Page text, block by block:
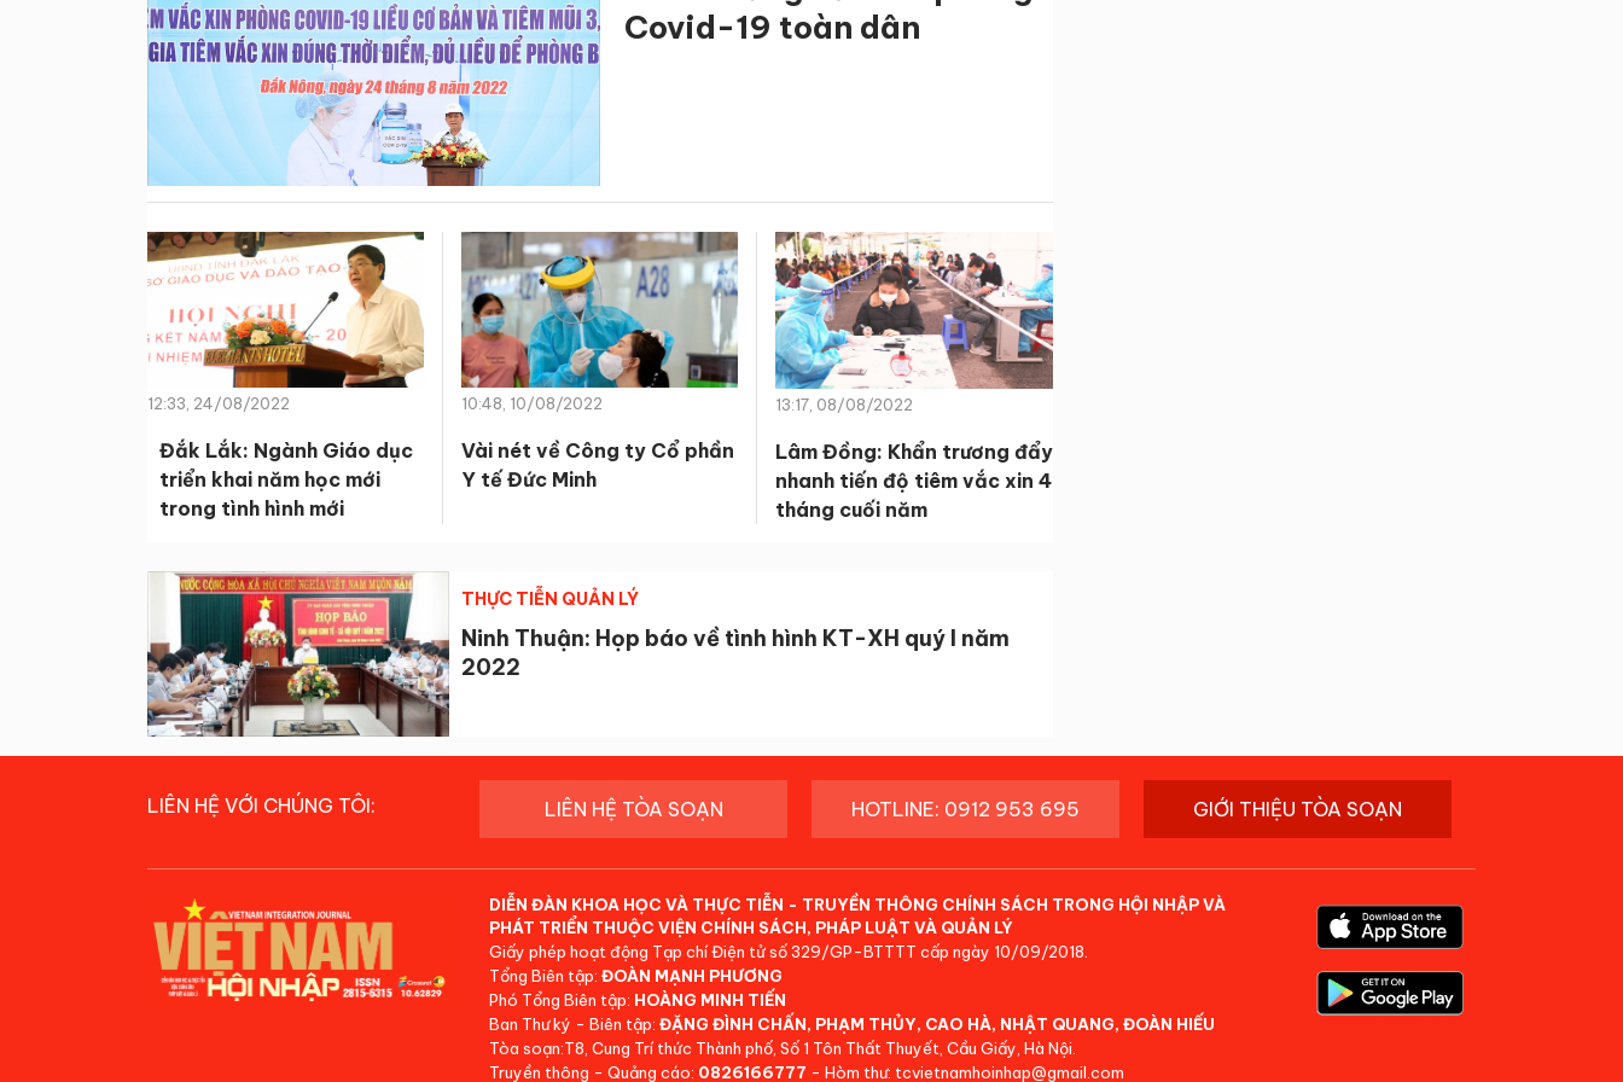
Covid-19 toàn dân
12:33, 24/08/2022
Đắk Lắk: Ngành Giáo dục
triển khai năm học mới
trong tình hình mới
10:48, 10/08/2022
Vài nét về Công ty Cổ phần
Y tế Đức Minh
13:17, 08/08/2022
Lâm Đồng: Khẩn trương đẩy
nhanh tiến độ tiêm vắc xin 4
tháng cuối năm
THỰC TIỄN QUẢN LÝ
Ninh Thuận: Họp báo về tình hình KT-XH quý I năm
2022
LIÊN HỆ VỚI CHÚNG TÔI: LIÊN HỆ TÒA SOẠN HOTLINE: 0912 953 695 GIỚI THIỆU TÒA SOẠN
DIỄN ĐÀN KHOA HỌC VÀ THỰC TIỄN - TRUYỀN THÔNG CHÍNH SÁCH TRONG HỘI NHẬP VÀ
PHÁT TRIỂN THUỘC VIỆN CHÍNH SÁCH, PHÁP LUẬT VÀ QUẢN LÝ
Giấy phép hoạt động Tạp chí Điện tử số 329/GP-BTTTT cấp ngày 10/09/2018.
Tổng Biên tập: ĐOÀN MẠNH PHƯƠNG
Phó Tổng Biên tập: HOÀNG MINH TIẾN
Ban Thư ký - Biên tập: ĐẶNG ĐÌNH CHẤN, PHẠM THỦY, CAO HÀ, NHẬT QUANG, ĐOÀN HIẾU
Tòa soạn:T8, Cung Trí thức Thành phố, Số 1 Tôn Thất Thuyết, Cầu Giấy, Hà Nội.
Truyền thông - Quảng cáo: 0826166777 - Hòm thư: tcvietnamhoinhap@gmail.com